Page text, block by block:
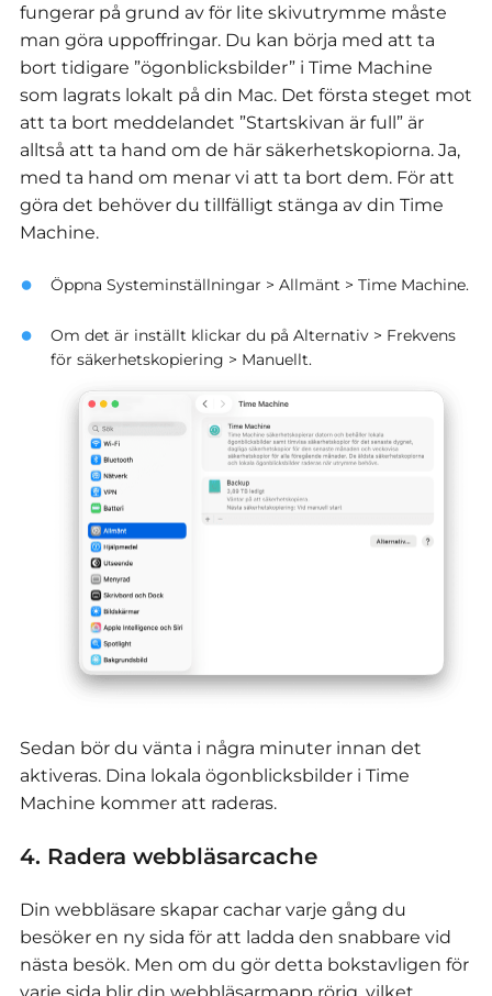
fungerar på grund av för lite skivutrymme måste
man göra uppoffringar. Du kan börja med att ta
bort tidigare ”ögonblicksbilder” i Time Machine
som lagrats lokalt på din Mac. Det första steget mot
att ta bort meddelandet ”Startskivan är full” är
alltså att ta hand om de här säkerhetskopiorna. Ja,
med ta hand om menar vi att ta bort dem. För att
göra det behöver du tillfälligt stänga av din Time
Machine.
Öppna Systeminställningar > Allmänt > Time Machine.
Om det är inställt klickar du på Alternativ > Frekvens
för säkerhetskopiering > Manuellt.
Sedan bör du vänta i några minuter innan det
aktiveras. Dina lokala ögonblicksbilder i Time
Machine kommer att raderas.
4. Radera webbläsarcache
Din webbläsare skapar cachar varje gång du
besöker en ny sida för att ladda den snabbare vid
nästa besök. Men om du gör detta bokstavligen för